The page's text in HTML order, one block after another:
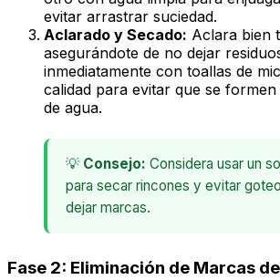
evitar arrastrar suciedad.
Aclarado y Secado: Aclara bien
asegurándote de no dejar
inmediatamente con toallas de
calidad para evitar que se
de agua.
💡 Consejo: Considera usar un
para secar rincones y evitar
dejar marcas.
Fase 2: Eliminación de Marcas